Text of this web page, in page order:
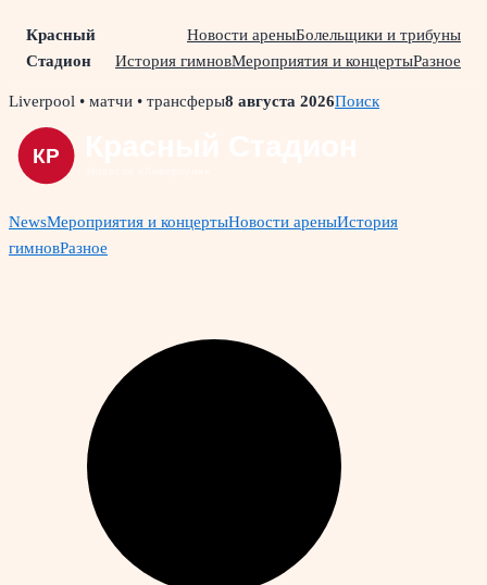
Красный
Стадион
Новости ареныБолельщики и трибуны
История гимновМероприятия и концертыРазное
Skip
content
Liverpool • матчи • трансферы8 августа 2026Поиск
NewsМероприятия и концертыНовости ареныИстория
гимновРазное